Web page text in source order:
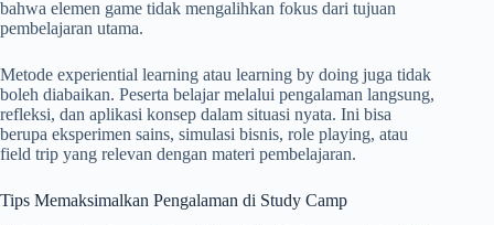
bahwa elemen game tidak mengalihkan fokus dari tujuan
pembelajaran utama.
Metode experiential learning atau learning by doing juga tidak
boleh diabaikan. Peserta belajar melalui pengalaman langsung,
refleksi, dan aplikasi konsep dalam situasi nyata. Ini bisa
berupa eksperimen sains, simulasi bisnis, role playing, atau
field trip yang relevan dengan materi pembelajaran.
Tips Memaksimalkan Pengalaman di Study Camp